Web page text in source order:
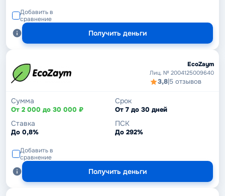
Добавить в
сравнение
Получить деньги
EcoZaym
Лиц. № 2004125009640
3,8|5 отзывов
Сумма
От 2 000 до 30 000 ₽
Срок
От 7 до 30 дней
Ставка
До 0,8%
ПСК
До 292%
Добавить в
сравнение
Получить деньги